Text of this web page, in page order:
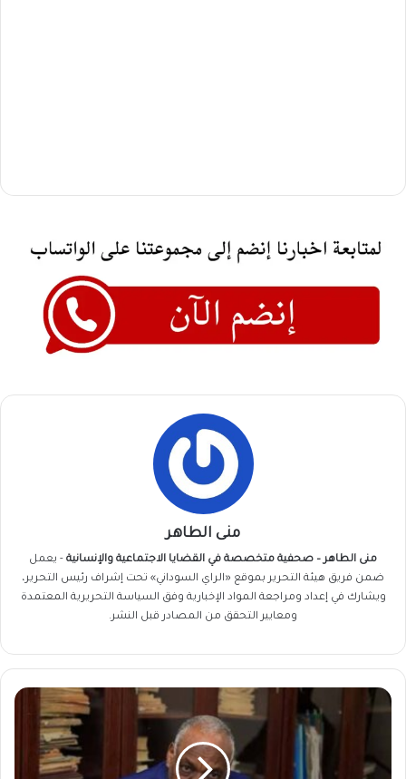
منى الطاهر
منى الطاهر – صحفية متخصصة في القضايا الاجتماعية والإنسانية - يعمل
ضمن فريق هيئة التحرير بموقع «الراي السوداني» تحت إشراف رئيس التحرير،
ويشارك في إعداد ومراجعة المواد الإخبارية وفق السياسة التحريرية المعتمدة
ومعايير التحقق من المصادر قبل النشر.
رسمياً...
أبونمو
وزارة